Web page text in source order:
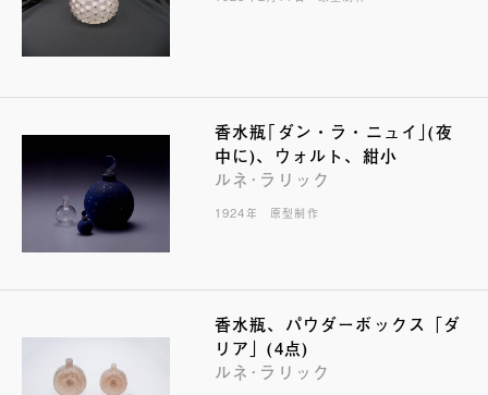
香水瓶｢ダン・ラ・ニュイ｣(夜
中に)、ウォルト、紺小
ルネ･ラリック
1924年 原型制作
香水瓶、パウダーボックス「ダ
リア」(4点)
ルネ･ラリック